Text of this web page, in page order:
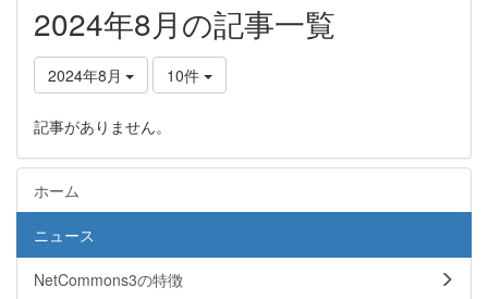
2024年8月の記事一覧
2024年8月 10件
記事がありません。
ホーム
ニュース
NetCommons3の特徴